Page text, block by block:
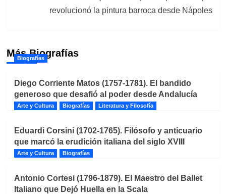
revolucionó la pintura barroca desde Nápoles
Más Biografías
Biografías
Diego Corriente Matos (1757-1781). El bandido
generoso que desafió al poder desde Andalucía
Arte y Cultura Biografías Literatura y Filosofía
Eduardi Corsini (1702-1765). Filósofo y anticuario
que marcó la erudición italiana del siglo XVIII
Arte y Cultura Biografías
Antonio Cortesi (1796-1879). El Maestro del Ballet
Italiano que Dejó Huella en la Scala